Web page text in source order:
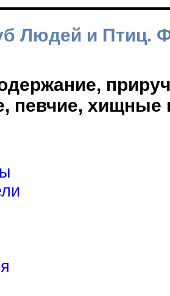
Людей и Птиц.
певчие, хищные